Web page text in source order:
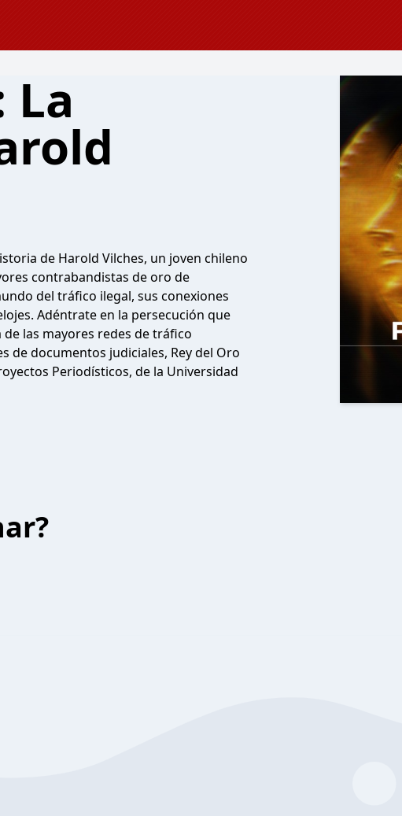
La
de Harold Vilches, un joven chileno
contrabandistas de oro de
del tráfico ilegal, sus conexiones
Adéntrate en la persecución que
las mayores redes de tráfico
de documentos judiciales, Rey del Oro
Periodísticos, de la Universidad